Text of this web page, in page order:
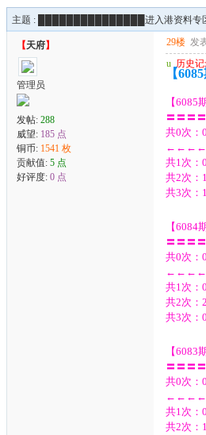
主题 : ███████████████进入港资料
【天府】
管理员
发帖: 288
威望: 185 点
铜币: 1541 枚
贡献值: 5 点
好评度: 0 点
29楼 发
u 历史
【
【
〓〓〓
共0次：
共1次：
共2次：
共3次：
【
〓〓〓
共0次：
共1次：
共2次：
共3次：
【
〓〓〓
共0次：
共1次：
共2次：